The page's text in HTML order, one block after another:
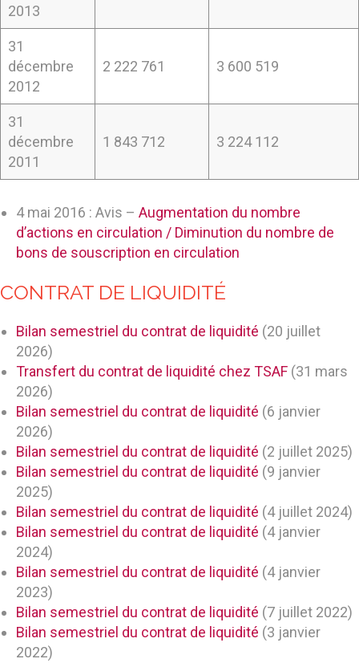
2013
31
décembre
2012
2 222 761 3 600 519
31
décembre
2011
1 843 712 3 224 112
4 mai 2016 : Avis – Augmentation du nombre
d’actions en circulation / Diminution du nombre de
bons de souscription en circulation
CONTRAT DE LIQUIDITÉ
Bilan semestriel du contrat de liquidité (20 juillet
2026)
Transfert du contrat de liquidité chez TSAF (31 mars
2026)
Bilan semestriel du contrat de liquidité (6 janvier
2026)
Bilan semestriel du contrat de liquidité (2 juillet 2025)
Bilan semestriel du contrat de liquidité (9 janvier
2025)
Bilan semestriel du contrat de liquidité (4 juillet 2024)
Bilan semestriel du contrat de liquidité (4 janvier
2024)
Bilan semestriel du contrat de liquidité (4 janvier
2023)
Bilan semestriel du contrat de liquidité (7 juillet 2022)
Bilan semestriel du contrat de liquidité (3 janvier
2022)